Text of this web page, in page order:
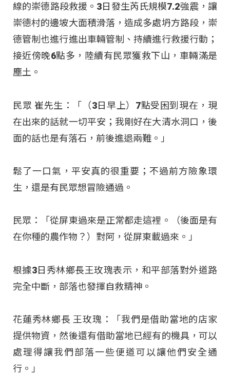
線的崇德路段救援。3日發生芮氏規模7.2強震，讓
崇德村的邊坡大面積滑落，造成多處坍方路段，崇
德管制也進行進出車輛管制、持續進行救援行動；
接近傍晚6點多，陸續有民眾獲救下山，車輛滿是
塵土。
民眾 崔先生：「（3日早上）7點受困到現在，現
在出來的話就一切平安；我剛好在大清水洞口，後
面的話也是有落石，前後進退兩難。」
鬆了一口氣，平安真的很重要；不過前方險象環
生，還是有民眾想冒險通過。
民眾：「從屏東過來是正常都走這裡。（後面是有
在你種的農作物？）對阿，從屏東載過來。」
根據3日秀林鄉長王玫瑰表示，和平部落對外道路
完全中斷，部落也發揮自救精神。
花蓮秀林鄉長 王玫瑰：「我們是借助當地的店家
提供物資，然後還有借助當地已經有的機具，可以
處理得讓我們部落一些便道可以讓他們安全通
行。」